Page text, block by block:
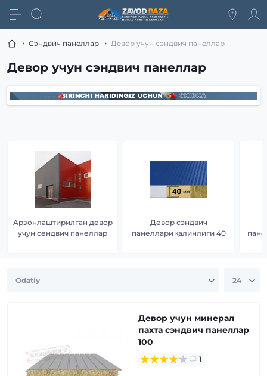
Сэндвич панеллар Девор учун сэндвич панеллар
Девор учун сэндвич панеллар
Aрзонлаштирилган девор
учун сендвич панеллар
Девор сэндвич
панеллари қалинлиги 40
Девор учун минерал
пахта сэндвич панеллар
100
1